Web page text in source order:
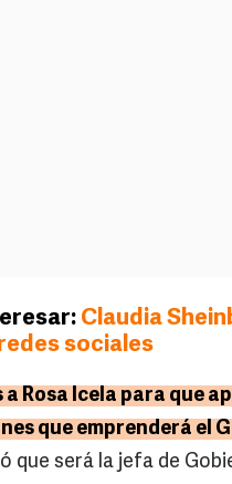
Claudia
sociales
Rosa Icela para que
que emprenderá el
que será la jefa de